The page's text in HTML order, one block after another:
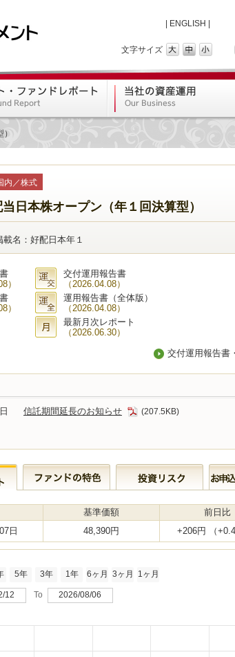
ENGLISH
文字サイズ
内／株式
日本株オープン（年１回決算型）
載名：好配日本年１
）
）
交付運用報告書
（2026.04.08）
運用報告書（全体版）
（2026.04.08）
最新月次レポート
（2026.06.30）
交付運用報告書
信託期間延長のお知らせ (207.5KB)
基準価額 前日比
日
48,390円 +206円 （
5年 3年 1年 6ヶ月 3ヶ月 1ヶ月
12 To 2026/08/06